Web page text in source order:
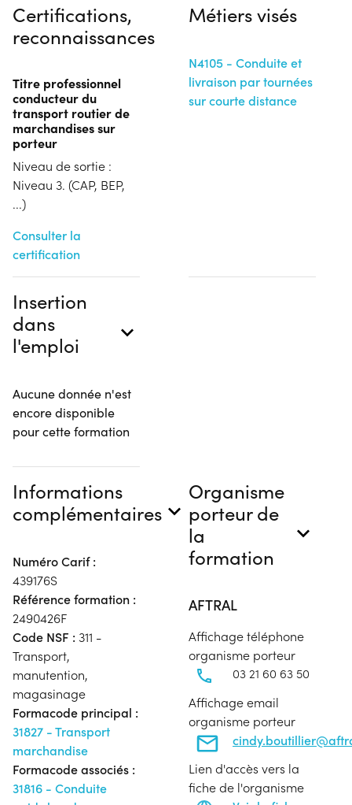
Certifications,
reconnaissances
Titre professionnel
conducteur du
transport routier de
marchandises sur
porteur
Niveau de sortie :
Niveau 3. (CAP, BEP,
...)
Consulter la
certification
Métiers visés
N4105 - Conduite et
livraison par tournées
sur courte distance
Insertion
dans
l'emploi
Aucune donnée n'est
encore disponible
pour cette formation
Informations
complémentaires
Numéro Carif :
439176S
Référence formation :
2490426F
Code NSF : 311 -
Transport,
manutention,
magasinage
Formacode principal :
31827 - Transport
marchandise
Formacode associés :
31816 - Conduite
Organisme
porteur de
la
formation
AFTRAL
Affichage téléphone
organisme porteur
03 21 60 63 50
Affichage email
organisme porteur
Lien d'accès vers la
fiche de l'organisme